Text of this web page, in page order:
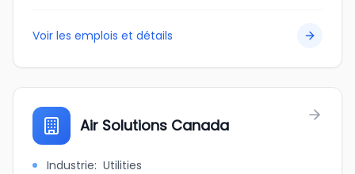
Voir les emplois et détails
Air Solutions Canada
Industrie: Utilities